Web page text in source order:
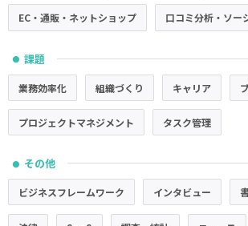
EC・通販・ネットショップ 口コミ分析・ソー
● 課題
業務効率化 組織づくり キャリア
プロジェクトマネジメント タスク管理
● その他
ビジネスフレームワーク インタビュー